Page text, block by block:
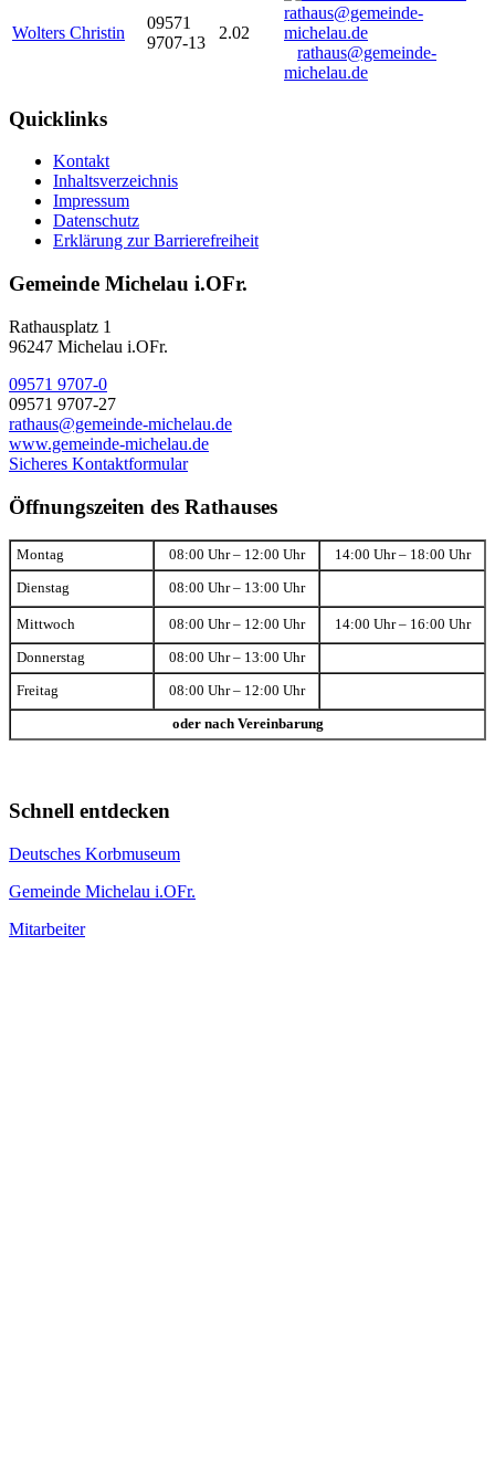
Wolters Christin
09571
9707-13
2.02
rathaus@gemeinde-
michelau.de
Quicklinks
Kontakt
Inhaltsverzeichnis
Impressum
Datenschutz
Erklärung zur Barrierefreiheit
Gemeinde Michelau i.OFr.
Rathausplatz 1
96247 Michelau i.OFr.
09571 9707-0
09571 9707-27
rathaus@gemeinde-michelau.de
www.gemeinde-michelau.de
Sicheres Kontaktformular
Öffnungszeiten des Rathauses
Montag 08:00 Uhr – 12:00 Uhr 14:00 Uhr – 18:00 Uhr
Dienstag 08:00 Uhr – 13:00 Uhr
Mittwoch 08:00 Uhr – 12:00 Uhr 14:00 Uhr – 16:00 Uhr
Donnerstag 08:00 Uhr – 13:00 Uhr
Freitag 08:00 Uhr – 12:00 Uhr
oder nach Vereinbarung
Schnell entdecken
Deutsches Korbmuseum
Gemeinde Michelau i.OFr.
Mitarbeiter